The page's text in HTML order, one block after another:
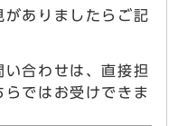
がありましたらご記
い合わせは、直接担
ではお受けできま